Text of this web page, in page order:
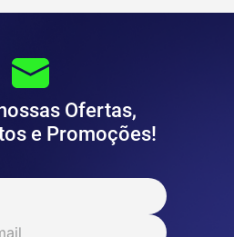
Ofertas,
e Promoções!